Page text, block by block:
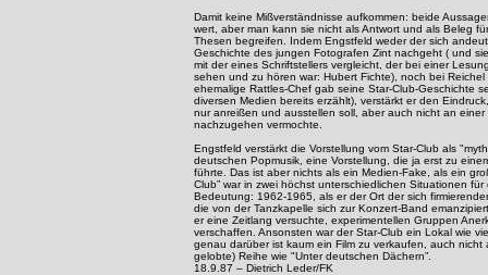
Damit keine Mißverständnisse aufkommen: beide
wert, aber man kann sie nicht als Antwort und als Beleg
Thesen begreifen. Indem Engstfeld weder der sich
Geschichte des jungen Fotografen Zint nachgeht ( und
mit der eines Schriftstellers vergleicht, der bei einer
sehen und zu hören war: Hubert Fichte), noch bei
ehemalige Rattles-Chef gab seine Star-Club-Geschichte
diversen Medien bereits erzählt), verstärkt er den
nur anreißen und ausstellen soll, aber auch nicht an einer
nachzugehen vermochte.
Engstfeld verstärkt die Vorstellung vom Star-Club als
deutschen Popmusik, eine Vorstellung, die ja erst zu
führte. Das ist aber nichts als ein Medien-Fake, als ein
Club” war in zwei höchst unterschiedlichen Situationen
Bedeutung: 1962-1965, als er der Ort der sich
die von der Tanzkapelle sich zur Konzert-Band
er eine Zeitlang versuchte, experimentellen Gruppen
verschaffen. Ansonsten war der Star-Club ein Lokal wie
genau darüber ist kaum ein Film zu verkaufen, auch nicht
gelobte) Reihe wie "Unter deutschen Dächern”.
18.9.87 – Dietrich Leder/FK